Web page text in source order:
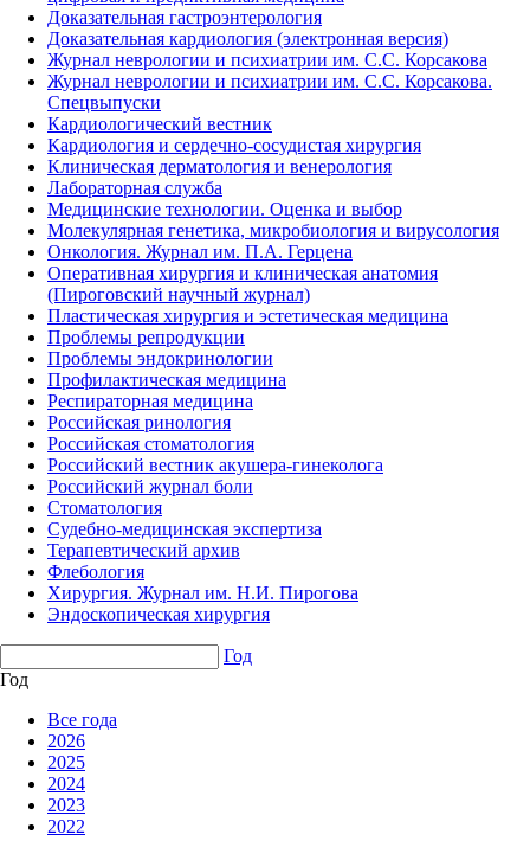
Доказательная гастроэнтерология
Доказательная кардиология (электронная версия)
Журнал неврологии и психиатрии им. С.С. Корсакова
Журнал неврологии и психиатрии им. С.С. Корсакова.
Спецвыпуски
Кардиологический вестник
Кардиология и сердечно-сосудистая хирургия
Клиническая дерматология и венерология
Лабораторная служба
Медицинские технологии. Оценка и выбор
Молекулярная генетика, микробиология и вирусология
Онкология. Журнал им. П.А. Герцена
Оперативная хирургия и клиническая анатомия
(Пироговский научный журнал)
Пластическая хирургия и эстетическая медицина
Проблемы репродукции
Проблемы эндокринологии
Профилактическая медицина
Респираторная медицина
Российская ринология
Российская стоматология
Российский вестник акушера-гинеколога
Российский журнал боли
Стоматология
Судебно-медицинская экспертиза
Терапевтический архив
Флебология
Хирургия. Журнал им. Н.И. Пирогова
Эндоскопическая хирургия
Год
Год
Все года
2026
2025
2024
2023
2022